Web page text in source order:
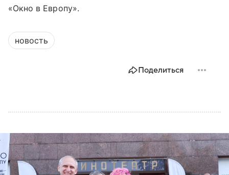
«Окно в Европу».
новость
Поделиться